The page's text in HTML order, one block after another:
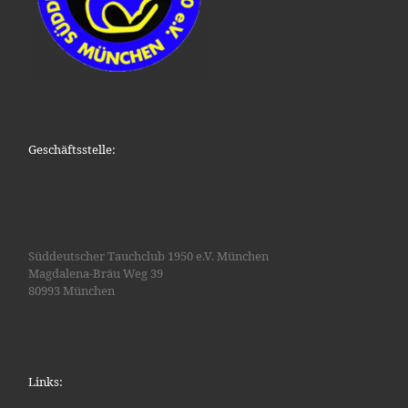
Geschäftsstelle:
Süddeutscher Tauchclub 1950 e.V. München
Magdalena-Bräu Weg 39
80993 München
Links: